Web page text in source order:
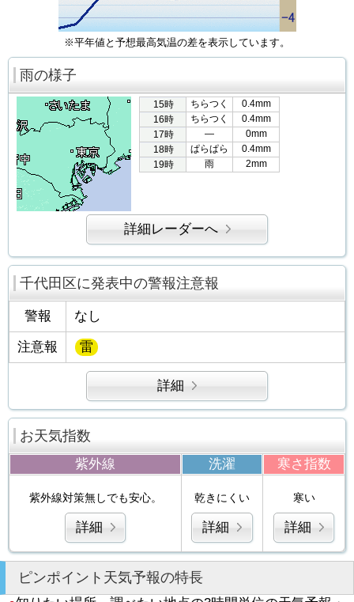
※平年値と予想最高気温の差を表示しています。
雨の様子
15時 ちらつく
0.4mm
16時
ちらつく
0.4mm
17時
―
0mm
18時
ぱらぱら
0.4mm
19時
雨 2mm
詳細レーダーへ
千代田区に発表中の警報注意報
警報 なし
注意報 雷
詳細
お天気指数
紫外線 洗濯 寒さ指数
紫外線対策無しでも安心。
詳細
乾きにくい
詳細
寒い
詳細
ピンポイント天気予報の特長